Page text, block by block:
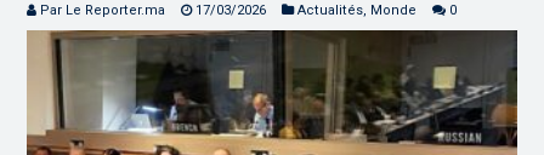
Par Le Reporter.ma 17/03/2026 Actualités, Monde 0